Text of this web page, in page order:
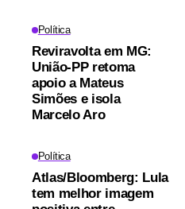
Política
Reviravolta em MG:
União-PP retoma
apoio a Mateus
Simões e isola
Marcelo Aro
Política
Atlas/Bloomberg: Lula
tem melhor imagem